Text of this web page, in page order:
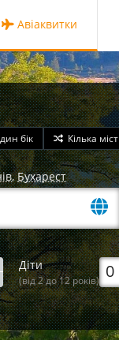
Авіаквитки
бік Кілька міст
,Бухарест
Діти
(від 2 до 12 років)